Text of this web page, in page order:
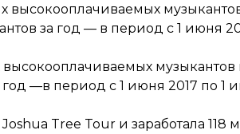
высокооплачиваемых
за год — в период с 1 июня
музыкантов
—в период с 1 июня 2017 по 1
Tree Tour и заработала 118